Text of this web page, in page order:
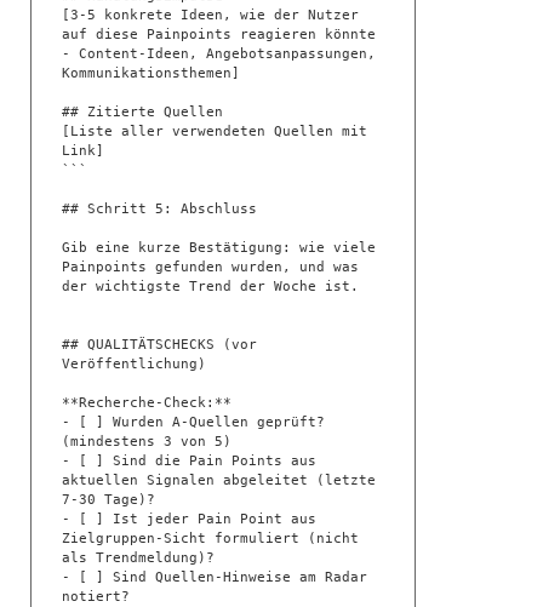
[3-5 konkrete Ideen, wie der Nutzer
auf diese Painpoints reagieren könnte
- Content-Ideen, Angebotsanpassungen,
Kommunikationsthemen]
## Zitierte Quellen
[Liste aller verwendeten Quellen mit
Link]
```
## Schritt 5: Abschluss
Gib eine kurze Bestätigung: wie viele
Painpoints gefunden wurden, und was
der wichtigste Trend der Woche ist.
## QUALITÄTSCHECKS (vor
Veröffentlichung)
**Recherche-Check:**
- [ ] Wurden A-Quellen geprüft?
(mindestens 3 von 5)
- [ ] Sind die Pain Points aus
aktuellen Signalen abgeleitet (letzte
7-30 Tage)?
- [ ] Ist jeder Pain Point aus
Zielgruppen-Sicht formuliert (nicht
als Trendmeldung)?
- [ ] Sind Quellen-Hinweise am Radar
notiert?